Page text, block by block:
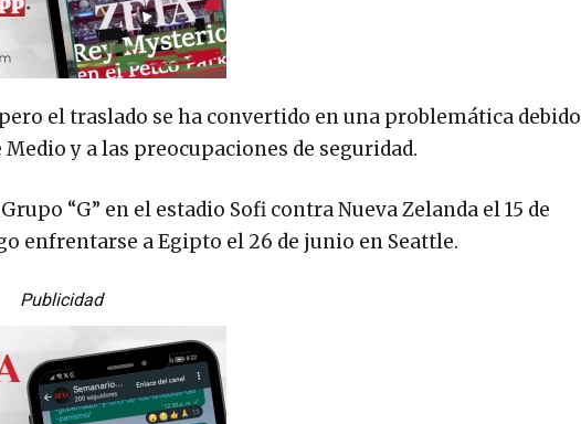
el traslado se ha convertido en una problemática debido
y a las preocupaciones de seguridad.
“G” en el estadio Sofi contra Nueva Zelanda el 15 de
enfrentarse a Egipto el 26 de junio en Seattle.
Publicidad